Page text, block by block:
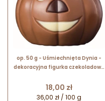
op. 50 g - Uśmiechnięta Dynia -
dekoracyjna figurka czekoladowa
celofanowej
Cena
18,00 zł
36,00 zł / 100 g